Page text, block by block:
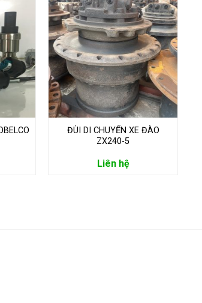
ĐÙI DI CHUYỂN XE ĐÀO
ZX240-5
Liên hệ